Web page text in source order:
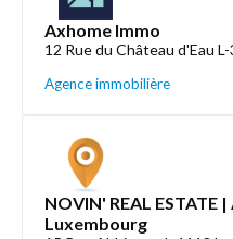
Axhome Immo
12 Rue du Château d'Eau
Agence immobilière
NOVIN' REAL ESTATE
Luxembourg